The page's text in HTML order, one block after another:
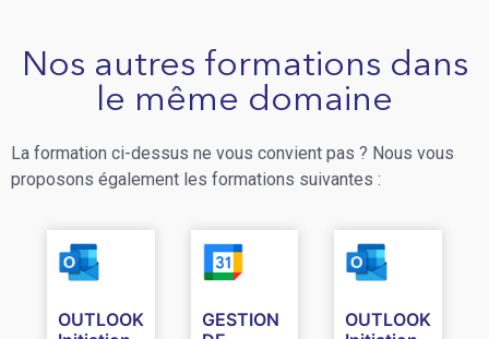
Nos autres formations dans
le même domaine
La formation ci-dessus ne vous convient pas ? Nous vous
proposons également les formations suivantes :
OUTLOOK
GESTION
OUTLOOK